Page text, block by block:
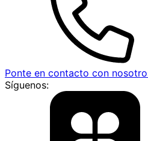
Ponte en contacto con
Síguenos: